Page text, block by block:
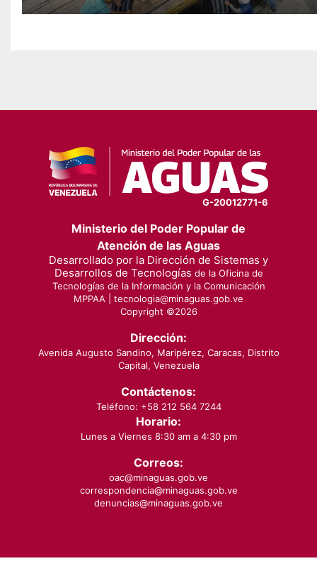
G-20012771-6
Ministerio del Poder Popular de
Atención de las Aguas
Desarrollado por la Dirección de Sistemas y
Desarrollos de Tecnologías de la Oficina de
Tecnologías de la Información y la Comunicación
MPPAA | tecnologia@minaguas.gob.ve
Copyright ©2026
Dirección:
Avenida Augusto Sandino, Maripérez, Caracas, Distrito
Capital, Venezuela
Contáctenos:
Teléfono: +58 212 564 7244
Horario:
Lunes a Viernes 8:30 am a 4:30 pm
Correos:
oac@minaguas.gob.ve
correspondencia@minaguas.gob.ve
denuncias@minaguas.gob.ve